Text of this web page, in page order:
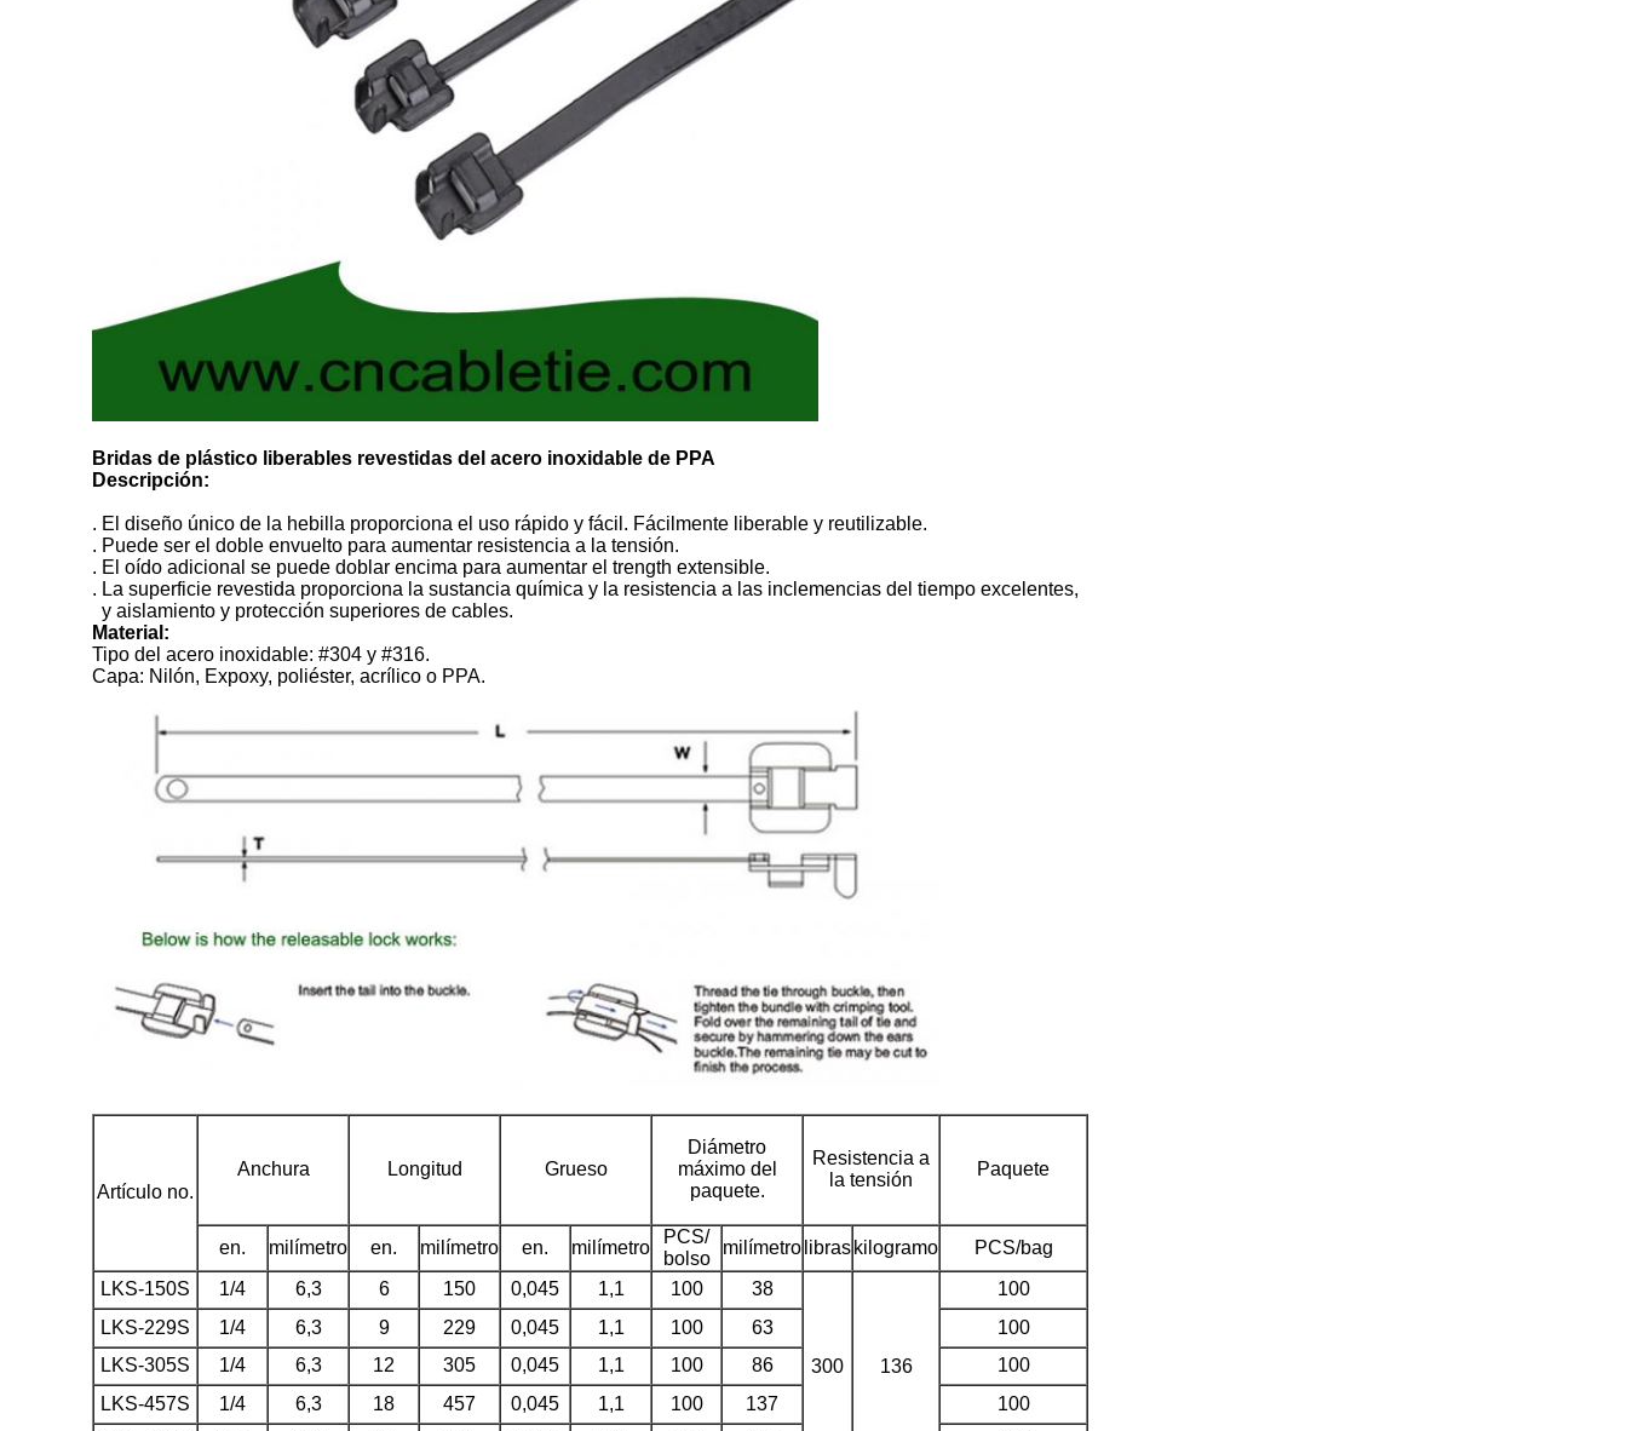
Bridas de plástico liberables revestidas del acero inoxidable de PPA
Descripción:
. El diseño único de la hebilla proporciona el uso rápido y fácil. Fácilmente liberable y reutilizable.
. Puede ser el doble envuelto para aumentar resistencia a la tensión.
. El oído adicional se puede doblar encima para aumentar el trength extensible.
. La superficie revestida proporciona la sustancia química y la resistencia a las inclemencias del tiempo excelentes,
y aislamiento y protección superiores de cables.
Material:
Tipo del acero inoxidable: #304 y #316.
Capa: Nilón, Expoxy, poliéster, acrílico o PPA.
Artículo no.
Anchura Longitud Grueso
Diámetro
máximo del
paquete.
Resistencia a
la tensión
Paquete
en. milímetro en. milímetro en. milímetro
PCS/
bolso
milímetro libras kilogramo
PCS/bag
LKS-150S
1/4 6,3 6 150 0,045 1,1 100 38
300 136
100
LKS-229S
1/4 6,3 9 229 0,045 1,1 100 63
100
LKS-305S
1/4 6,3 12 305 0,045 1,1 100 86
100
LKS-457S
1/4 6,3 18 457 0,045 1,1 100 137
100